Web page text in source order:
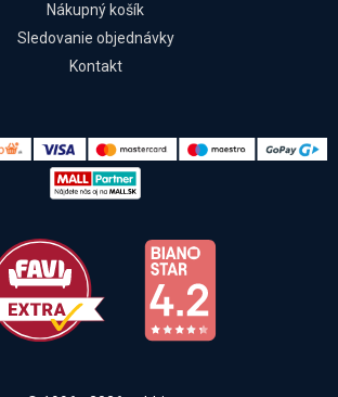
Nákupný košík
Sledovanie objednávky
Kontakt